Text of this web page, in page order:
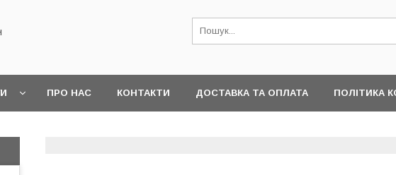
ПРО НАС КОНТАКТИ ДОСТАВКА ТА ОПЛАТА ПОЛІТИКА